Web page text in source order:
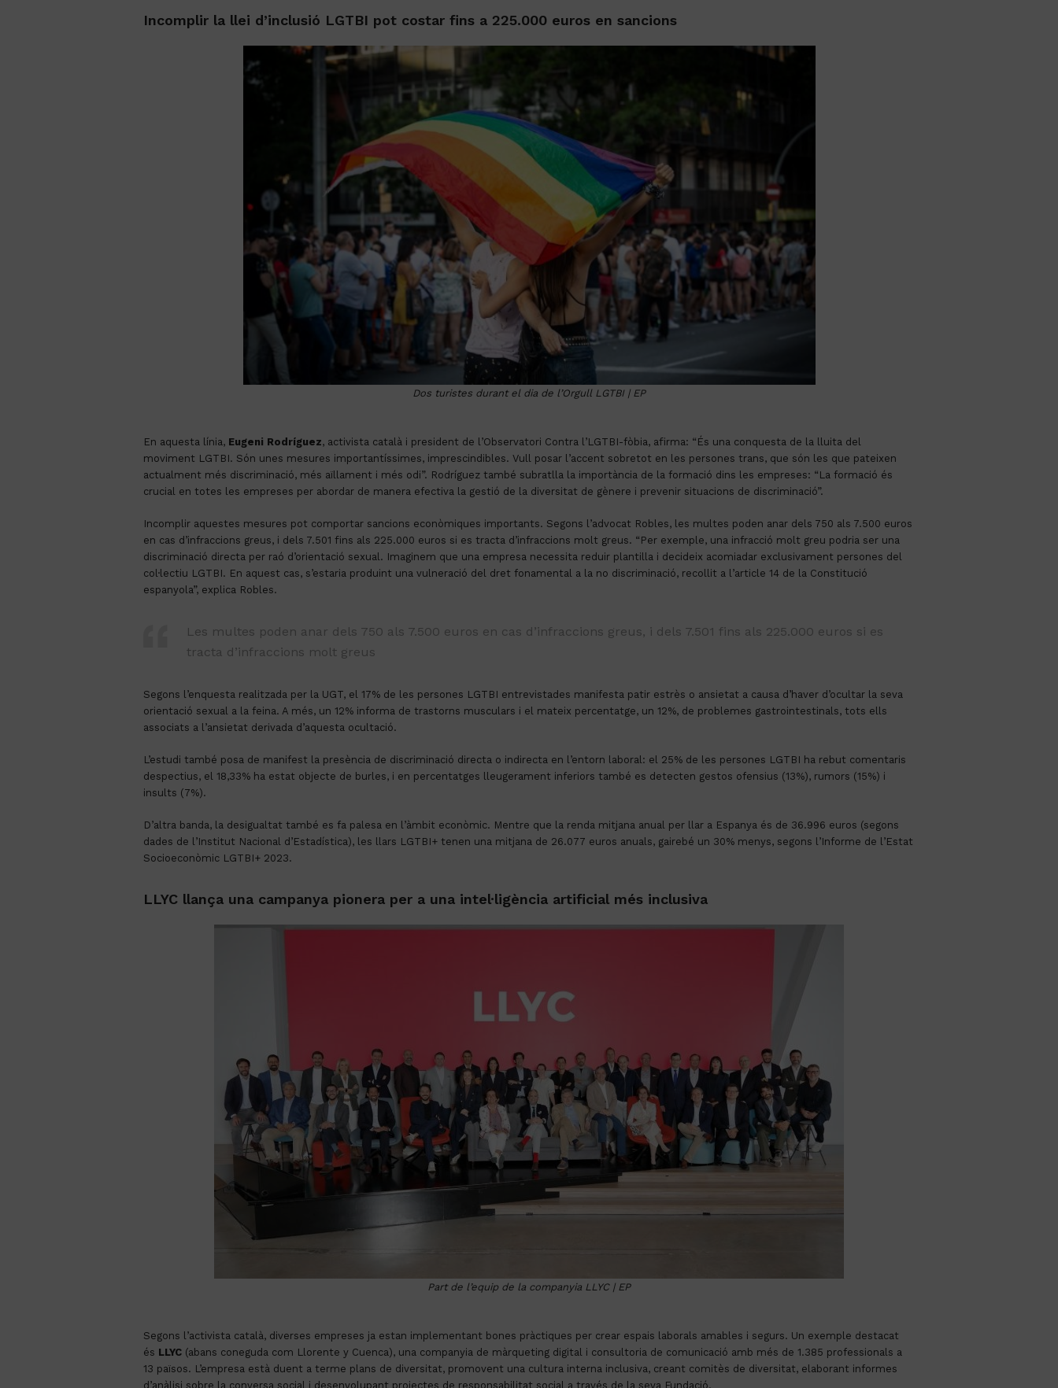
Incomplir la llei d’inclusió LGTBI pot costar fins a 225.000 euros en sancions
Dos turistes durant el dia de l’Orgull LGTBI | EP
En aquesta línia, Eugeni Rodríguez, activista català i president de l’Observatori Contra l’LGTBI-fòbia, afirma: “És una conquesta de la lluita del
moviment LGTBI. Són unes mesures importantíssimes, imprescindibles. Vull posar l’accent sobretot en les persones trans, que són les que pateixen
actualment més discriminació, més aïllament i més odi”. Rodríguez també subratlla la importància de la formació dins les empreses: “La formació és
crucial en totes les empreses per abordar de manera efectiva la gestió de la diversitat de gènere i prevenir situacions de discriminació”.
Incomplir aquestes mesures pot comportar sancions econòmiques importants. Segons l’advocat Robles, les multes poden anar dels 750 als 7.500 euros
en cas d’infraccions greus, i dels 7.501 fins als 225.000 euros si es tracta d’infraccions molt greus. “Per exemple, una infracció molt greu podria ser una
discriminació directa per raó d’orientació sexual. Imaginem que una empresa necessita reduir plantilla i decideix acomiadar exclusivament persones del
col·lectiu LGTBI. En aquest cas, s’estaria produint una vulneració del dret fonamental a la no discriminació, recollit a l’article 14 de la Constitució
espanyola”, explica Robles.
Les multes poden anar dels 750 als 7.500 euros en cas d’infraccions greus, i dels 7.501 fins als 225.000 euros si es
tracta d’infraccions molt greus
Segons l’enquesta realitzada per la UGT, el 17% de les persones LGTBI entrevistades manifesta patir estrès o ansietat a causa d’haver d’ocultar la seva
orientació sexual a la feina. A més, un 12% informa de trastorns musculars i el mateix percentatge, un 12%, de problemes gastrointestinals, tots ells
associats a l’ansietat derivada d’aquesta ocultació.
L’estudi també posa de manifest la presència de discriminació directa o indirecta en l’entorn laboral: el 25% de les persones LGTBI ha rebut comentaris
despectius, el 18,33% ha estat objecte de burles, i en percentatges lleugerament inferiors també es detecten gestos ofensius (13%), rumors (15%) i
insults (7%).
D’altra banda, la desigualtat també es fa palesa en l’àmbit econòmic. Mentre que la renda mitjana anual per llar a Espanya és de 36.996 euros (segons
dades de l’Institut Nacional d’Estadística), les llars LGTBI+ tenen una mitjana de 26.077 euros anuals, gairebé un 30% menys, segons l’Informe de l’Estat
Socioeconòmic LGTBI+ 2023.
LLYC llança una campanya pionera per a una intel·ligència artificial més inclusiva
Part de l’equip de la companyia LLYC | EP
Segons l’activista català, diverses empreses ja estan implementant bones pràctiques per crear espais laborals amables i segurs. Un exemple destacat
és LLYC (abans coneguda com Llorente y Cuenca), una companyia de màrqueting digital i consultoria de comunicació amb més de 1.385 professionals a
13 països. L’empresa està duent a terme plans de diversitat, promovent una cultura interna inclusiva, creant comitès de diversitat, elaborant informes
d’anàlisi sobre la conversa social i desenvolupant projectes de responsabilitat social a través de la seva Fundació.